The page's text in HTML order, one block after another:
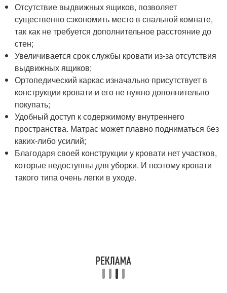
Отсутствие выдвижных ящиков, позволяет
существенно сэкономить место в спальной комнате,
так как не требуется дополнительное расстояние до
стен;
Увеличивается срок службы кровати из-за отсутствия
выдвижных ящиков;
Ортопедический каркас изначально присутствует в
конструкции кровати и его не нужно дополнительно
покупать;
Удобный доступ к содержимому внутреннего
пространства. Матрас может плавно подниматься без
каких-либо усилий;
Благодаря своей конструкции у кровати нет участков,
которые недоступны для уборки. И поэтому кровати
такого типа очень легки в уходе.